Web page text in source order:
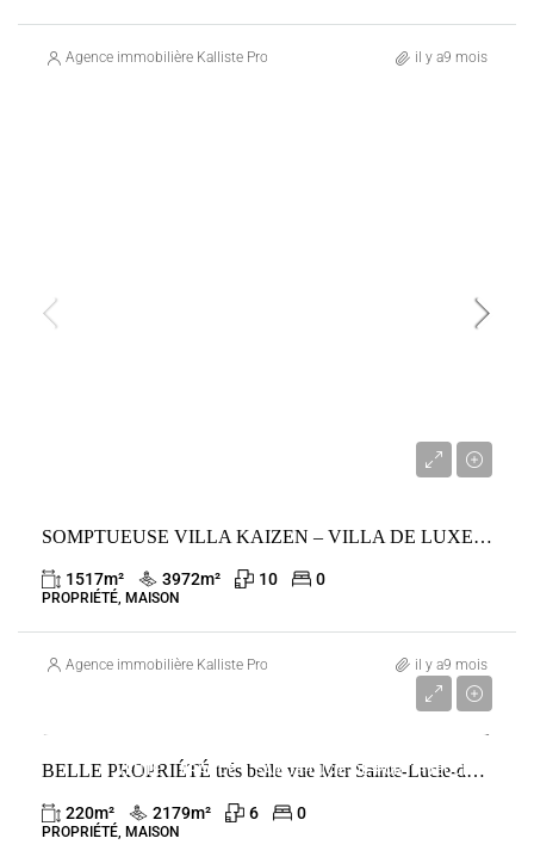
Agence immobilière Kalliste Properties il y a9 mois
SOMPTUEUSE VILLA KAIZEN – VILLA DE LUXE À LA ZAGALETA
1517m² 3972m² 10 0
PROPRIÉTÉ, MAISON
Agence immobilière Kalliste Properties il y a9 mois
VENTE FRANCE SAINTE-LUCIE-DE-PORTO-VECCHIOBELLE PROPRIÉTÉ trés belle vue Mer Sainte-Lucie-de-Porto-Vecchio
220m² 2179m² 6 0
PROPRIÉTÉ, MAISON